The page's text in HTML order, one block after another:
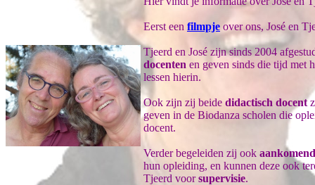
Eerst een filmpje over ons, José en
Tjeerd en José zijn sinds 2004
docenten en geven sinds die tijd met
lessen hierin.
Ook zijn zij beide didactisch docent
geven in de Biodanza scholen die
docent.
Verder begeleiden zij ook
hun opleiding, en kunnen deze ook
Tjeerd voorsupervisie.